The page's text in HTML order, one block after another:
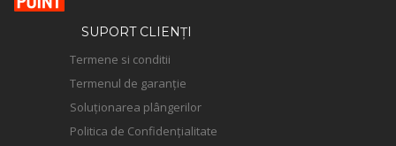
SUPORT CLIENȚI
Termene si conditii
Termenul de garanție
Soluționarea plângerilor
Politica de Confidențialitate